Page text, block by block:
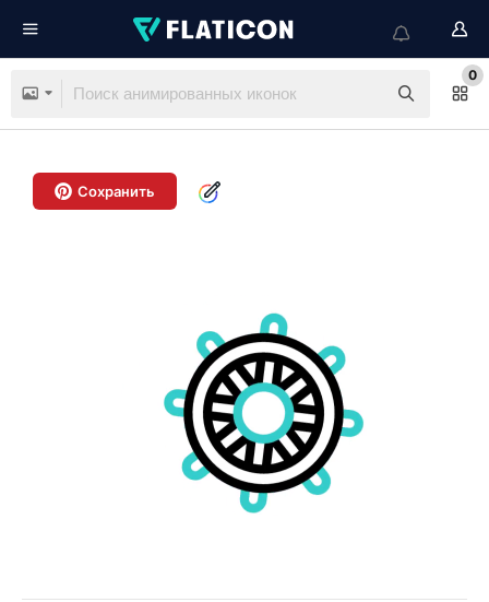
0
Сохранить